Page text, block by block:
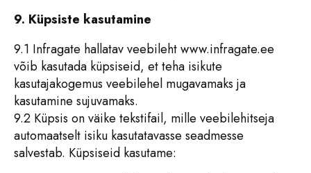
9. Küpsiste kasutamine
9.1 Infragate hallatav veebileht www.infragate.ee
võib kasutada küpsiseid, et teha isikute
kasutajakogemus veebilehel mugavamaks ja
kasutamine sujuvamaks.
9.2 Küpsis on väike tekstifail, mille veebilehitseja
automaatselt isiku kasutatavasse seadmesse
salvestab. Küpsiseid kasutame: